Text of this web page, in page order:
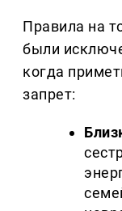
Правила на
были
когда
запрет: